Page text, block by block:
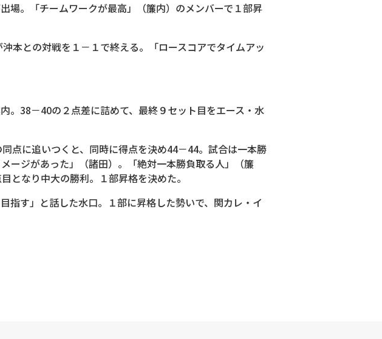
場。「チームワークが最高」（簾内）のメンバーで１部昇
本との対戦を１－１で終える。「ロースコアでタイムアッ
。38－40の２点差に詰めて、最終９セット目をエース・水
点に追いつくと、同時に得点を決め44－44。試合は一本勝
ージがあった」（諸田）。「絶対一本勝負取る人」（簾
となり中大の勝利。１部昇格を決めた。
す」と話した水口。１部に昇格した勢いで、関カレ・イ